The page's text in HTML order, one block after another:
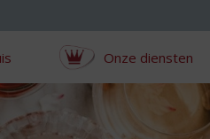
Onze diensten